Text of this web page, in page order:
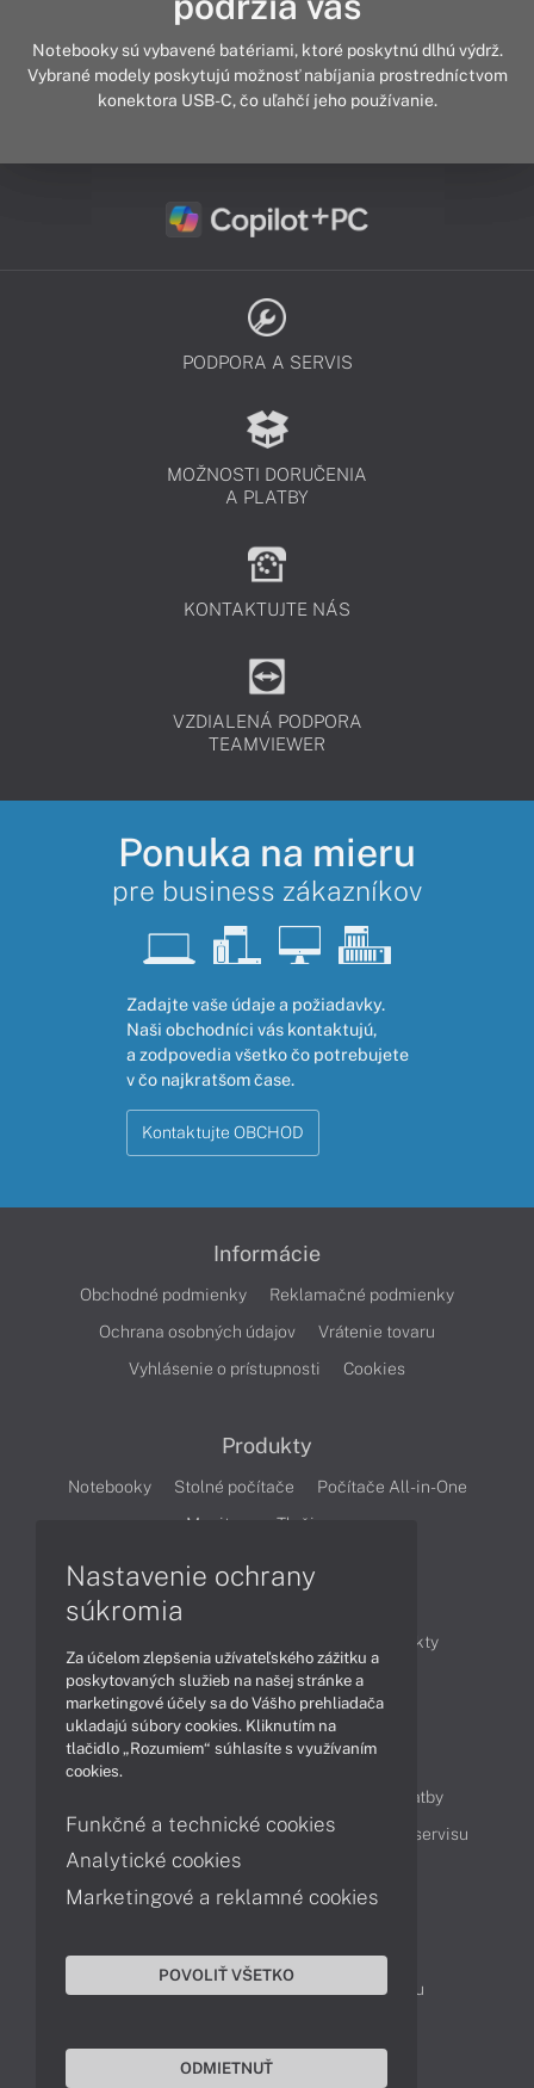
Notebooky sú vybavené batériami, ktoré poskytnú dlhú výdrž.
Vybrané modely poskytujú možnosť nabíjania prostredníctvom
konektora USB-C, čo uľahčí jeho používanie.
PODPORA A SERVIS
MOŽNOSTI DORUČENIA
A PLATBY
KONTAKTUJTE NÁS
VZDIALENÁ PODPORA
TEAMVIEWER
Ponuka na mieru
pre business zákazníkov
Zadajte vaše údaje a požiadavky.
Naši obchodníci vás kontaktujú,
a zodpovedia všetko čo potrebujete
v čo najkratšom čase.
Kontaktujte OBCHOD
Informácie
Obchodné podmienky
Reklamačné podmienky
Ochrana osobných údajov
Vrátenie tovaru
Vyhlásenie o prístupnosti
Cookies
Produkty
Notebooky Stolné počítače
Počítače All-in-One
Monitory
Tlačiarne
Produkty
Technológie
Videá
Obsah
Možnosti doručenia a platby
Podpora a servis
Servisné služby Cenník servisu
Kontakty
043 4224 771
Obchodné oddelenie
Reklamácia tovaru
Nastavenie ochrany
súkromia
Za účelom zlepšenia užívateľského zážitku a
poskytovaných služieb na našej stránke a
marketingové účely sa do Vášho prehliadača
ukladajú súbory cookies. Kliknutím na
tlačidlo „Rozumiem“ súhlasíte s využívaním
cookies.
Funkčné a technické cookies
Analytické cookies
Marketingové a reklamné cookies
POVOLIŤ VŠETKO
ODMIETNUŤ